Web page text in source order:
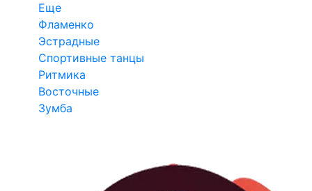
Еще
Фламенко
Эстрадные
Спортивные танцы
Ритмика
Восточные
Зумба